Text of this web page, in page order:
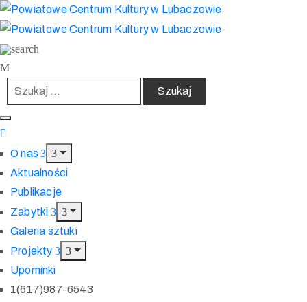
O nas
Aktualności
Publikacje
Zabytki
Galeria sztuki
Projekty
Upominki
1(617)987-6543